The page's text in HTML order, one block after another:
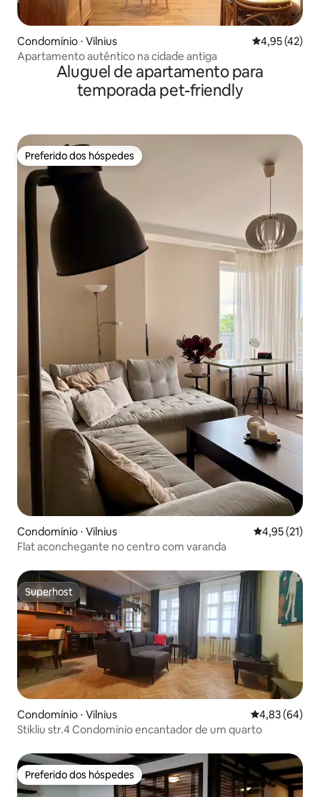
Condomínio ⋅ Vilnius 4,95 de uma
4,95 (42)
Apartamento autêntico na cidade antiga
Aluguel de apartamento para
temporada pet-friendly
Preferido dos hóspedes
Preferido dos hóspedes
Condomínio ⋅ Vilnius 4,95 de uma
4,95 (21)
Flat aconchegante no centro com varanda
Superhost
Superhost
Condomínio ⋅ Vilnius 4,83 de uma
4,83 (64)
Stikliu str.4 Condomínio encantador de um quarto
Preferido dos hóspedes
Preferido dos hóspedes